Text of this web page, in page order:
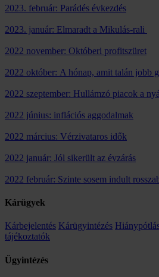
2023. február: Parádés évkezdés
2023. január: Elmaradt a Mikulás-rali
2022 november: Októberi profitszüret
2022 október: A hónap, amit talán jobb
2022 szeptember: Hullámzó piacok a
2022 június: inflációs aggodalmak
2022 március: Vérzivataros idők
2022 január: Jól sikerült az évzárás
2022 február: Szinte sosem indult
Kárügyek
Kárbejelentés Kárügyintézés
tájékoztatók
Ügyintézés